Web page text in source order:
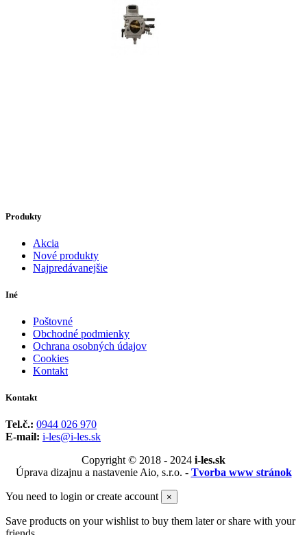
Produkty
Akcia
Nové produkty
Najpredávanejšie
Iné
Poštovné
Obchodné podmienky
Ochrana osobných údajov
Cookies
Kontakt
Kontakt
Tel.č.: 0944 026 970
E-mail: i-les@i-les.sk
Copyright © 2018 - 2024 i-les.sk
Úprava dizajnu a nastavenie Aio, s.r.o. - Tvorba www stránok
You need to login or create account ×
Save products on your wishlist to buy them later or share with your